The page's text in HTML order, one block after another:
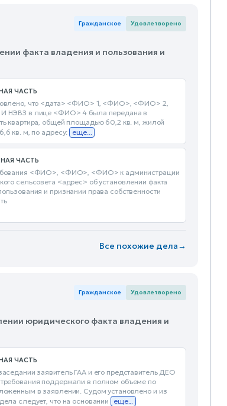
Гражданское Удовлетворено
факта владения и пользования и
ЧАСТЬ
что <дата> <ФИО> 1, <ФИО>, <ФИО> 2,
НЭВЗ в лице <ФИО> 4 была передана в
квартира, общей площадью 60,2 кв. м, жилой
кв. м, по адресу: еще...
ЧАСТЬ
<ФИО>, <ФИО>, <ФИО> к администрации
сельсовета <адрес> об установлении факта
и признании права собственности
Все похожие дела→
Гражданское Удовлетворено
юридического факта владения и
ЧАСТЬ
заявитель ГАА и его представитель ДЕО
поддержали в полном объеме по
в заявлении. Судом установлено и из
следует, что на основании
еще...